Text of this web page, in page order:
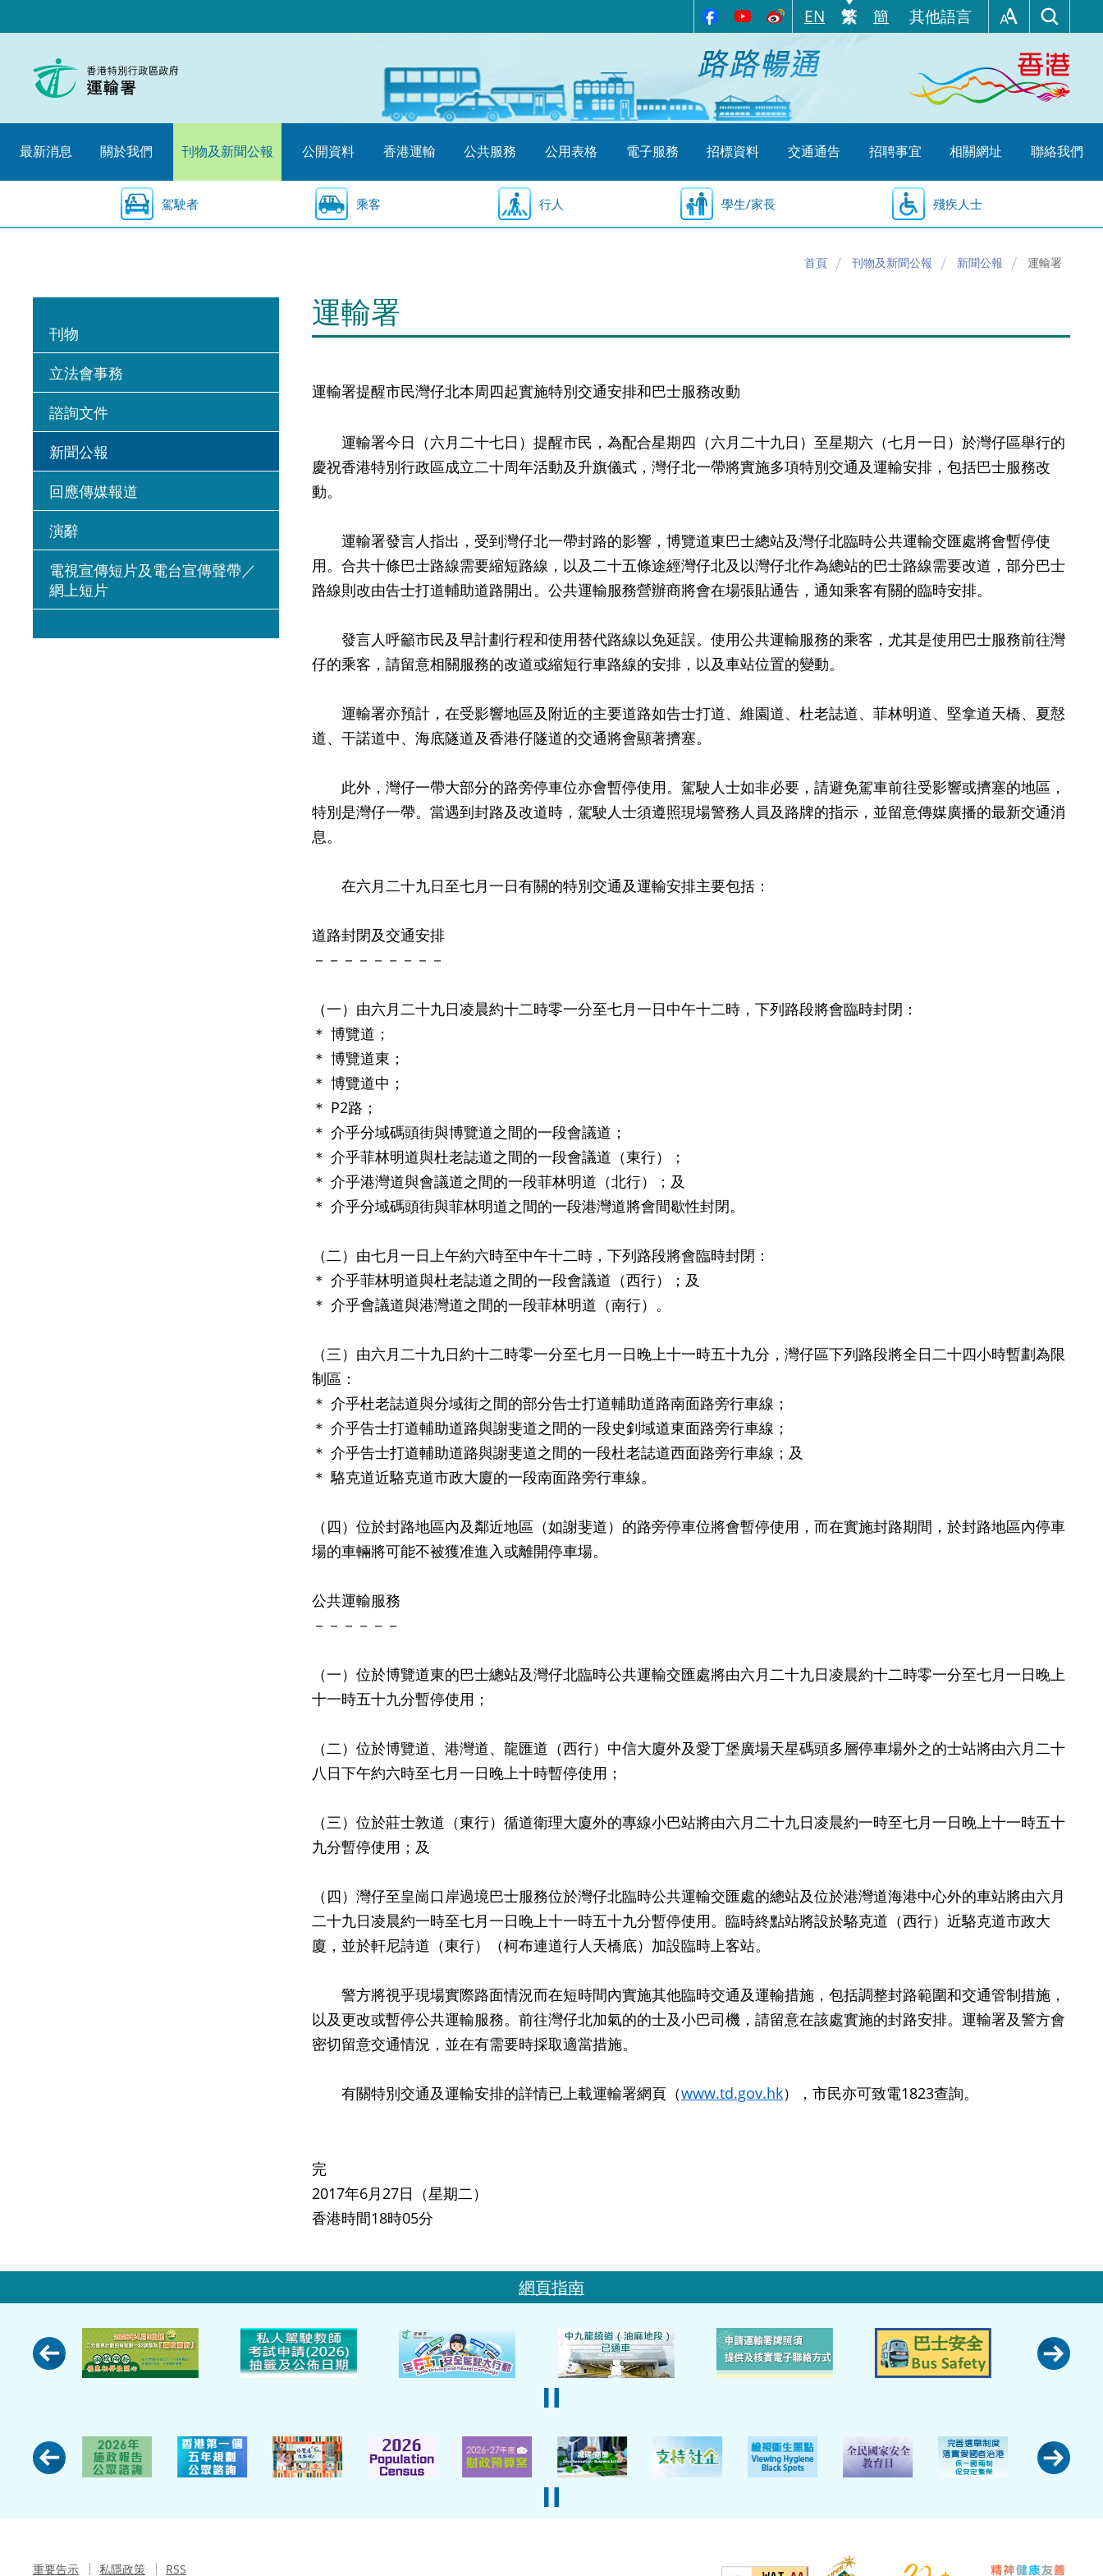
至
始
EN 繁 簡 其他語言
最新消息 關於我們 刊物及新聞公報 公開資料 香港運輸 公共服務 公用表格 電子服務 招標資料 交通通告 招聘事宜 相關網址 聯絡我們
駕駛者 乘客 行人 學生/家長 殘疾人士
首頁 刊物及新聞公報 新聞公報 運輸署
刊物
立法會事務
諮詢文件
新聞公報
回應傳媒報道
演辭
電視宣傳短片及電台宣傳聲帶／
網上短片
運輸署
運輸署提醒市民灣仔北本周四起實施特別交通安排和巴士服務改動
運輸署今日（六月二十七日）提醒市民，為配合星期四（六月二十九日）至星期六（七月一日）於灣仔區舉行的
慶祝香港特別行政區成立二十周年活動及升旗儀式，灣仔北一帶將實施多項特別交通及運輸安排，包括巴士服務改
動。
運輸署發言人指出，受到灣仔北一帶封路的影響，博覽道東巴士總站及灣仔北臨時公共運輸交匯處將會暫停使
用。合共十條巴士路線需要縮短路線，以及二十五條途經灣仔北及以灣仔北作為總站的巴士路線需要改道，部分巴士
路線則改由告士打道輔助道路開出。公共運輸服務營辦商將會在場張貼通告，通知乘客有關的臨時安排。
發言人呼籲市民及早計劃行程和使用替代路線以免延誤。使用公共運輸服務的乘客，尤其是使用巴士服務前往灣
仔的乘客，請留意相關服務的改道或縮短行車路線的安排，以及車站位置的變動。
運輸署亦預計，在受影響地區及附近的主要道路如告士打道、維園道、杜老誌道、菲林明道、堅拿道天橋、夏慤
道、干諾道中、海底隧道及香港仔隧道的交通將會顯著擠塞。
此外，灣仔一帶大部分的路旁停車位亦會暫停使用。駕駛人士如非必要，請避免駕車前往受影響或擠塞的地區，
特別是灣仔一帶。當遇到封路及改道時，駕駛人士須遵照現場警務人員及路牌的指示，並留意傳媒廣播的最新交通消
息。
在六月二十九日至七月一日有關的特別交通及運輸安排主要包括：
道路封閉及交通安排
－－－－－－－－－
（一）由六月二十九日凌晨約十二時零一分至七月一日中午十二時，下列路段將會臨時封閉：
＊ 博覽道；
＊ 博覽道東；
＊ 博覽道中；
＊ P2路；
＊ 介乎分域碼頭街與博覽道之間的一段會議道；
＊ 介乎菲林明道與杜老誌道之間的一段會議道（東行）；
＊ 介乎港灣道與會議道之間的一段菲林明道（北行）；及
＊ 介乎分域碼頭街與菲林明道之間的一段港灣道將會間歇性封閉。
（二）由七月一日上午約六時至中午十二時，下列路段將會臨時封閉：
＊ 介乎菲林明道與杜老誌道之間的一段會議道（西行）；及
＊ 介乎會議道與港灣道之間的一段菲林明道（南行）。
（三）由六月二十九日約十二時零一分至七月一日晚上十一時五十九分，灣仔區下列路段將全日二十四小時暫劃為限
制區：
＊ 介乎杜老誌道與分域街之間的部分告士打道輔助道路南面路旁行車線；
＊ 介乎告士打道輔助道路與謝斐道之間的一段史釗域道東面路旁行車線；
＊ 介乎告士打道輔助道路與謝斐道之間的一段杜老誌道西面路旁行車線；及
＊ 駱克道近駱克道市政大廈的一段南面路旁行車線。
（四）位於封路地區內及鄰近地區（如謝斐道）的路旁停車位將會暫停使用，而在實施封路期間，於封路地區內停車
場的車輛將可能不被獲准進入或離開停車場。
公共運輸服務
－－－－－－
（一）位於博覽道東的巴士總站及灣仔北臨時公共運輸交匯處將由六月二十九日凌晨約十二時零一分至七月一日晚上
十一時五十九分暫停使用；
（二）位於博覽道、港灣道、龍匯道（西行）中信大廈外及愛丁堡廣場天星碼頭多層停車場外之的士站將由六月二十
八日下午約六時至七月一日晚上十時暫停使用；
（三）位於莊士敦道（東行）循道衛理大廈外的專線小巴站將由六月二十九日凌晨約一時至七月一日晚上十一時五十
九分暫停使用；及
（四）灣仔至皇崗口岸過境巴士服務位於灣仔北臨時公共運輸交匯處的總站及位於港灣道海港中心外的車站將由六月
二十九日凌晨約一時至七月一日晚上十一時五十九分暫停使用。臨時終點站將設於駱克道（西行）近駱克道市政大
廈，並於軒尼詩道（東行）（柯布連道行人天橋底）加設臨時上客站。
警方將視乎現場實際路面情況而在短時間內實施其他臨時交通及運輸措施，包括調整封路範圍和交通管制措施，
以及更改或暫停公共運輸服務。前往灣仔北加氣的的士及小巴司機，請留意在該處實施的封路安排。運輸署及警方會
密切留意交通情況，並在有需要時採取適當措施。
有關特別交通及運輸安排的詳情已上載運輸署網頁（www.td.gov.hk），市民亦可致電1823查詢。
完
2017年6月27日（星期二）
香港時間18時05分
網頁指南
重要告示 私隱政策 RSS